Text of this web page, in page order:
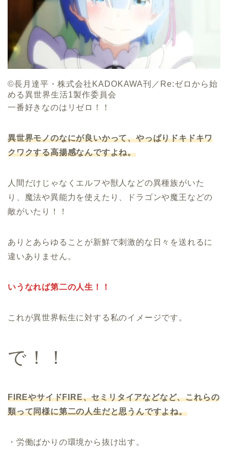
©長月達平・株式会社KADOKAWA刊／Re:ゼロから始
める異世界生活1製作委員会
一番好きなのはリゼロ！！
異世界モノのなにが良いかって、やっぱりドキドキワ
クワクする高揚感なんですよね。
人間だけじゃなくエルフや獣人などの異種族がいた
り、魔法や異能力を使えたり、ドラゴンや魔王などの
敵がいたり！！
ありとあらゆることが新鮮で刺激的な日々を送れるに
違いありません。
いうなれば第二の人生！！
これが異世界転生に対する私のイメージです。
で！！
FIREやサイドFIRE、セミリタイアなどなど、これらの
類って同様に第二の人生だと思うんですよね。
・労働ばかりの環境から抜け出す。